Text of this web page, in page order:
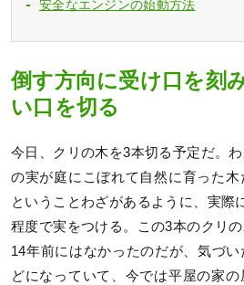
安全なエンジンの始動方法
倒す方向に受け口を刻
い口を切る
今日、クリの木を3本切る予定だ。
の実が庭にこぼれて自然に育った木
ということわざがあるように、実際
程度で実をつける。この3本のクリ
14年前にはなかったのだが、気づ
どになっていて、今では平屋の家